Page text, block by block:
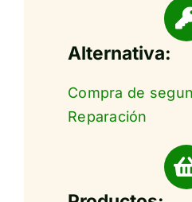
Alternativa:
Compra de
Reparación